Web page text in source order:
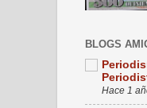
BLOGS
Hace 1